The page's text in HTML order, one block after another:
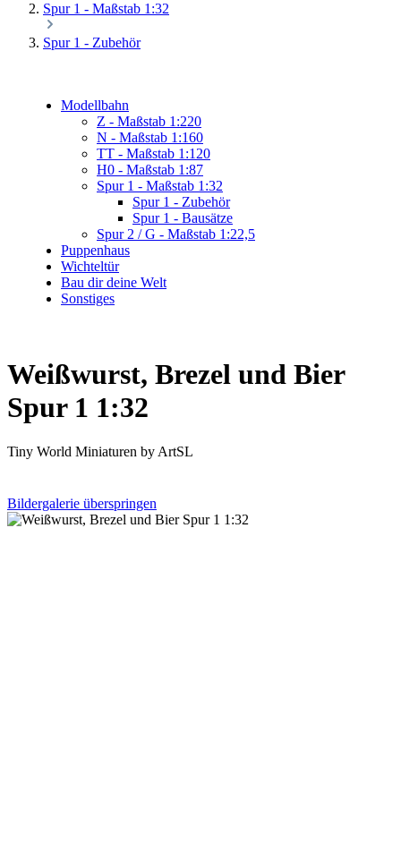
Spur 1 - Maßstab 1:32
Spur 1 - Zubehör
Modellbahn
Z - Maßstab 1:220
N - Maßstab 1:160
TT - Maßstab 1:120
H0 - Maßstab 1:87
Spur 1 - Maßstab 1:32
Spur 1 - Zubehör
Spur 1 - Bausätze
Spur 2 / G - Maßstab 1:22,5
Puppenhaus
Wichteltür
Bau dir deine Welt
Sonstiges
Weißwurst, Brezel und Bier
Spur 1 1:32
Tiny World Miniaturen by ArtSL
Bildergalerie überspringen